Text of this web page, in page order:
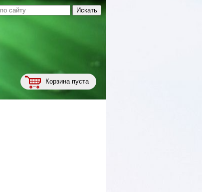
Корзина пуста